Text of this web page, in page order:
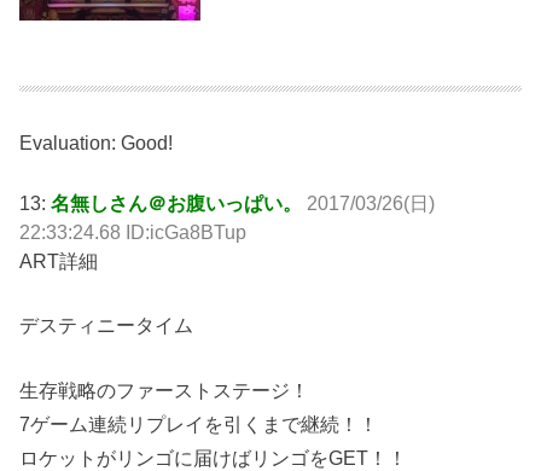
Evaluation: Good!
13:名無しさん＠お腹いっぱい。
2017/03/26(日)
22:33:24.68 ID:icGa8BTup
ART詳細
デスティニータイム
生存戦略のファーストステージ！
7ゲーム連続リプレイを引くまで継続！！
ロケットがリンゴに届けばリンゴをGET！！